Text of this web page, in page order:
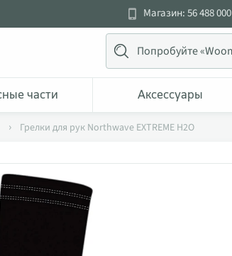
Магазин: 56 488 000
части Аксессуары
Грелки для рук Northwave EXTREME H2O